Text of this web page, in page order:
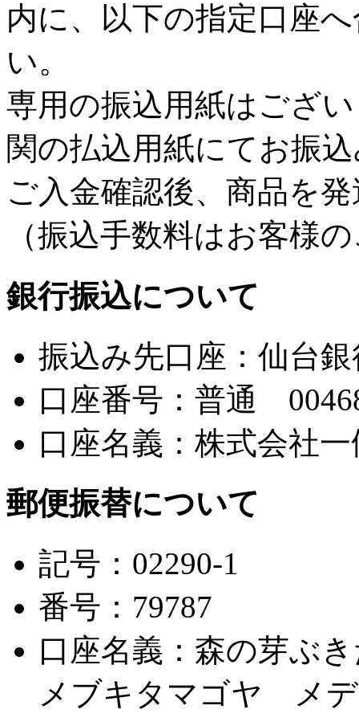
内に、以下の指定口座
い。
専用の振込用紙はござ
関の払込用紙にてお振
ご入金確認後、商品を
（振込手数料はお客様
銀行振込について
振込み先口座：仙台
口座番号：普通
口座名義：株式会社
郵便振替について
記号：02290-1
番号：79787
口座名義：森の芽ぶ
メブキタマゴヤ メ